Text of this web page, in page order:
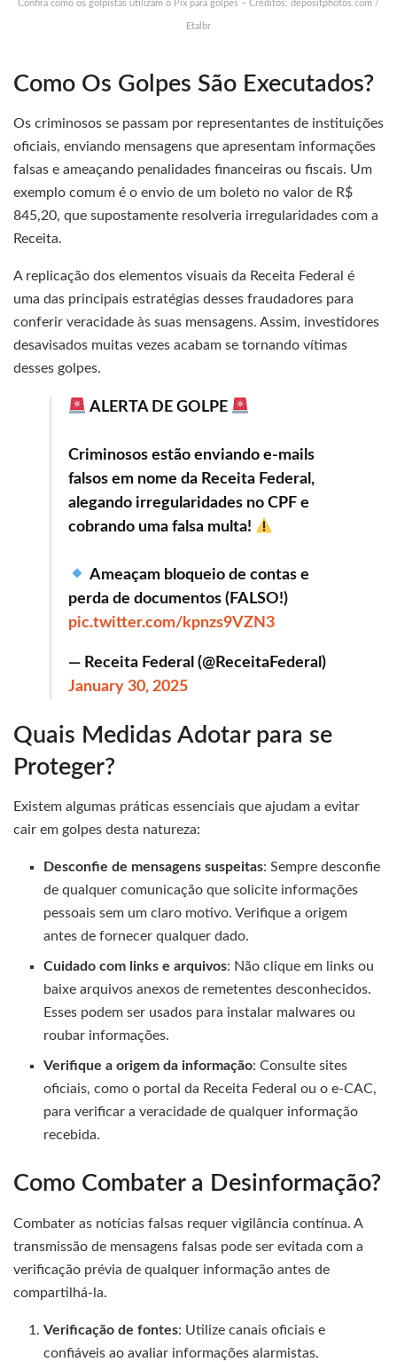
Confira como os golpistas utilizam o Pix para golpes – Créditos: depositphotos.com /
Etalbr
Como Os Golpes São Executados?
Os criminosos se passam por representantes de instituições
oficiais, enviando mensagens que apresentam informações
falsas e ameaçando penalidades financeiras ou fiscais. Um
exemplo comum é o envio de um boleto no valor de R$
845,20, que supostamente resolveria irregularidades com a
Receita.
A replicação dos elementos visuais da Receita Federal é
uma das principais estratégias desses fraudadores para
conferir veracidade às suas mensagens. Assim, investidores
desavisados muitas vezes acabam se tornando vítimas
desses golpes.
ALERTA DE GOLPE
Criminosos estão enviando e-mails
falsos em nome da Receita Federal,
alegando irregularidades no CPF e
cobrando uma falsa multa!
Ameaçam bloqueio de contas e
perda de documentos (FALSO!)
pic.twitter.com/kpnzs9VZN3
— Receita Federal (@ReceitaFederal)
January 30, 2025
Quais Medidas Adotar para se
Proteger?
Existem algumas práticas essenciais que ajudam a evitar
cair em golpes desta natureza:
Desconfie de mensagens suspeitas: Sempre desconfie
de qualquer comunicação que solicite informações
pessoais sem um claro motivo. Verifique a origem
antes de fornecer qualquer dado.
Cuidado com links e arquivos: Não clique em links ou
baixe arquivos anexos de remetentes desconhecidos.
Esses podem ser usados para instalar malwares ou
roubar informações.
Verifique a origem da informação: Consulte sites
oficiais, como o portal da Receita Federal ou o e-CAC,
para verificar a veracidade de qualquer informação
recebida.
Como Combater a Desinformação?
Combater as notícias falsas requer vigilância contínua. A
transmissão de mensagens falsas pode ser evitada com a
verificação prévia de qualquer informação antes de
compartilhá-la.
Verificação de fontes: Utilize canais oficiais e
confiáveis ao avaliar informações alarmistas.